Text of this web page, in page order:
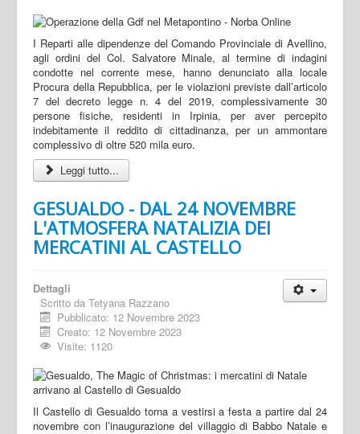
I Reparti alle dipendenze del Comando Provinciale di Avellino,
agli ordini del Col. Salvatore Minale, al termine di indagini
condotte nel corrente mese, hanno denunciato alla locale
Procura della Repubblica, per le violazioni previste dall’articolo
7 del decreto legge n. 4 del 2019, complessivamente 30
persone fisiche, residenti in Irpinia, per aver percepito
indebitamente il reddito di cittadinanza, per un ammontare
complessivo di oltre 520 mila euro.
Leggi tutto...
GESUALDO - DAL 24 NOVEMBRE
L'ATMOSFERA NATALIZIA DEI
MERCATINI AL CASTELLO
Dettagli
Scritto da Tetyana Razzano
Pubblicato: 12 Novembre 2023
Creato: 12 Novembre 2023
Visite: 1120
Il Castello di Gesualdo torna a vestirsi a festa a partire dal 24
novembre con l’inaugurazione del villaggio di Babbo Natale e